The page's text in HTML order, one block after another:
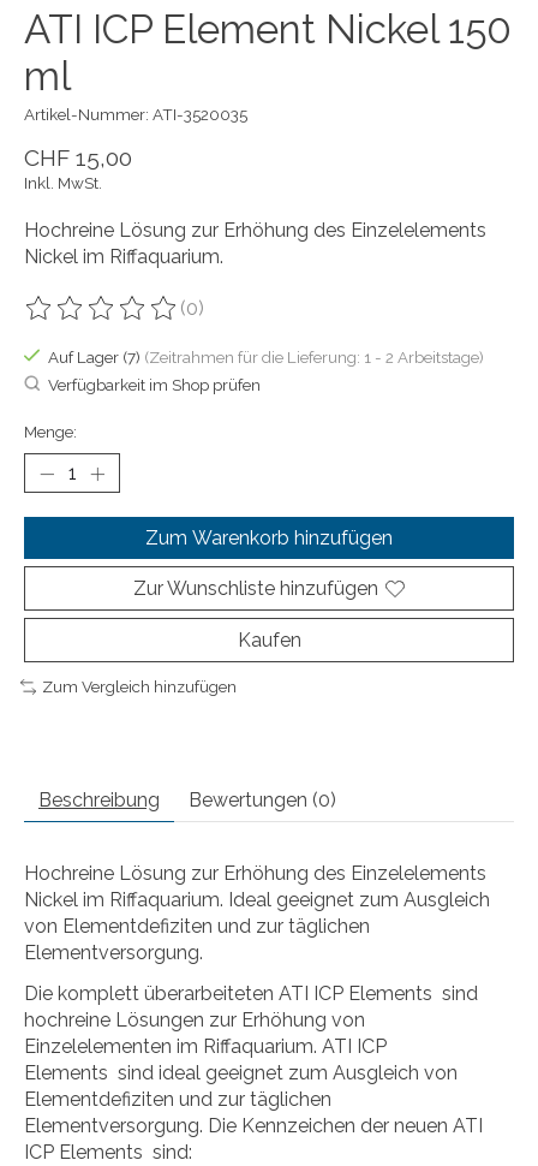
ATI ICP Element Nickel 150
ml
Artikel-Nummer: ATI-3520035
CHF 15,00
Inkl. MwSt.
Hochreine Lösung zur Erhöhung des Einzelelements
Nickel im Riffaquarium.
Die Bewertung dieses Produkts ist
(0)
Auf Lager (7) (Zeitrahmen für die Lieferung: 1 - 2 Arbeitstage)
Verfügbarkeit im Shop prüfen
Menge:
Zum Warenkorb hinzufügen
Zur Wunschliste hinzufügen
Kaufen
Zum Vergleich hinzufügen
Beschreibung Bewertungen (0)
Hochreine Lösung zur Erhöhung des Einzelelements
Nickel im Riffaquarium. Ideal geeignet zum Ausgleich
von Elementdefiziten und zur täglichen
Elementversorgung.
Die komplett überarbeiteten ATI ICP Elements sind
hochreine Lösungen zur Erhöhung von
Einzelelementen im Riffaquarium. ATI ICP
Elements sind ideal geeignet zum Ausgleich von
Elementdefiziten und zur täglichen
Elementversorgung. Die Kennzeichen der neuen ATI
ICP Elements sind: